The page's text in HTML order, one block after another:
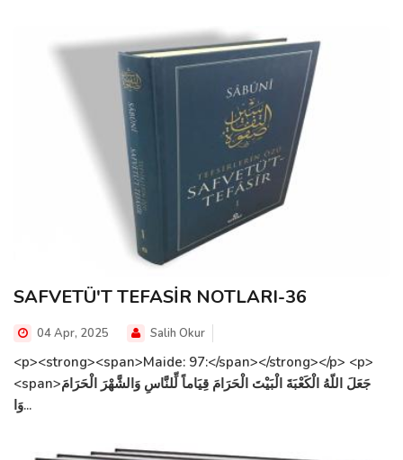
SAFVETÜ'T TEFASİR NOTLARI-36
04 Apr, 2025 Salih Okur
<p><strong><span>Maide: 97:</span></strong></p> <p>
<span>جَعَلَ اللّهُ الْكَعْبَةَ الْبَيْتَ الْحَرَامَ قِيَاماً لِّلنَّاسِ وَالشَّهْرَ الْحَرَامَ
وَا...